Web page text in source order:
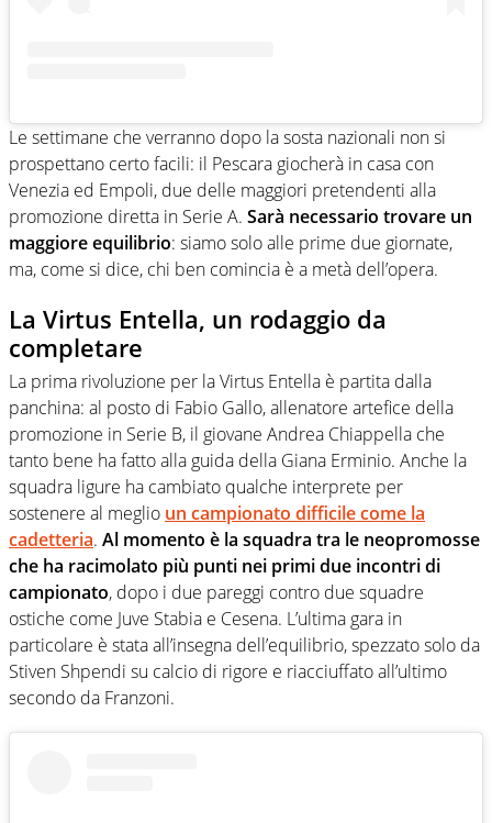
Le settimane che verranno dopo la sosta nazionali non si
prospettano certo facili: il Pescara giocherà in casa con
Venezia ed Empoli, due delle maggiori pretendenti alla
promozione diretta in Serie A. Sarà necessario trovare un
maggiore equilibrio: siamo solo alle prime due giornate,
ma, come si dice, chi ben comincia è a metà dell’opera.
La Virtus Entella, un rodaggio da
completare
La prima rivoluzione per la Virtus Entella è partita dalla
panchina: al posto di Fabio Gallo, allenatore artefice della
promozione in Serie B, il giovane Andrea Chiappella che
tanto bene ha fatto alla guida della Giana Erminio. Anche la
squadra ligure ha cambiato qualche interprete per
sostenere al meglio un campionato difficile come la
cadetteria. Al momento è la squadra tra le neopromosse
che ha racimolato più punti nei primi due incontri di
campionato, dopo i due pareggi contro due squadre
ostiche come Juve Stabia e Cesena. L’ultima gara in
particolare è stata all’insegna dell’equilibrio, spezzato solo da
Stiven Shpendi su calcio di rigore e riacciuffato all’ultimo
secondo da Franzoni.